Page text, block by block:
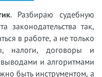
. Разбираю судебную
законодательства так,
в работе, а не только
налоги, договоры и
и алгоритмами
быть инструментом, а